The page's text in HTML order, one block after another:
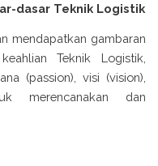
dasar Teknik Logistik
mendapatkan gambaran
Teknik Logistik,
(passion), visi (vision),
merencanakan dan